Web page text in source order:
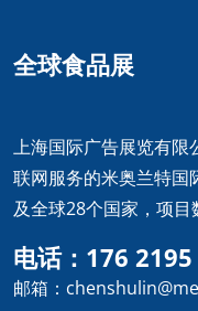
全球食品展
上海国际广告展览有限
联网服务的米奥兰特国
及全球28个国家，项目
电话：176
邮箱：